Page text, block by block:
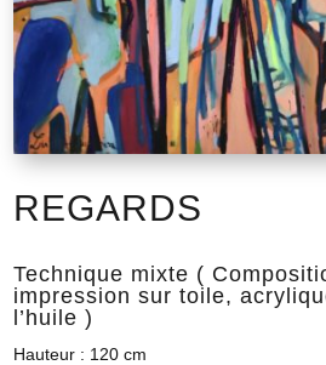
REGARDS
Technique mixte (
impression sur toile,
l’huile )
Hauteur : 120 cm